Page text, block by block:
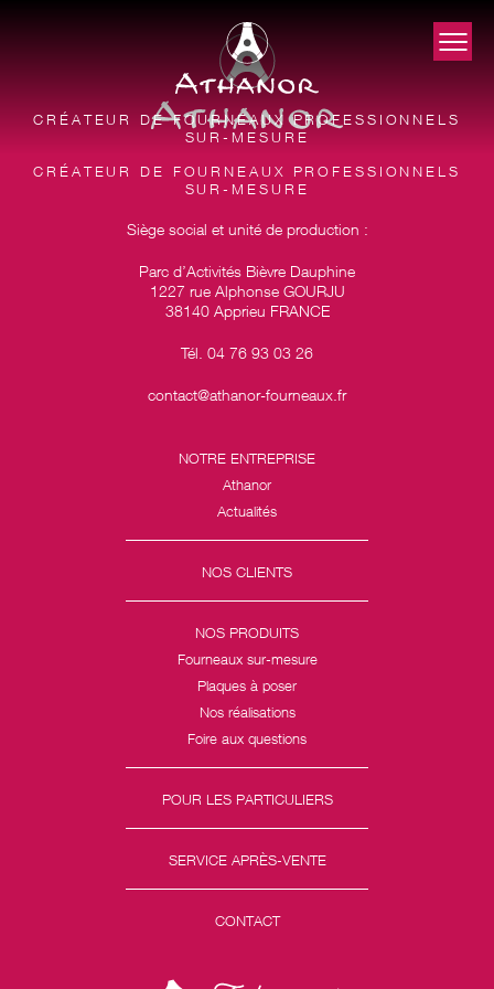
CRÉATEUR DE FOURNEAUX PROFESSIONNELS
SUR-MESURE
CRÉATEUR DE FOURNEAUX PROFESSIONNELS
SUR-MESURE
Siège social et unité de production :
Parc d’Activités Bièvre Dauphine
1227 rue Alphonse GOURJU
38140 Apprieu FRANCE
Tél. 04 76 93 03 26
contact@athanor-fourneaux.fr
NOTRE ENTREPRISE
Athanor
Actualités
NOS CLIENTS
NOS PRODUITS
Fourneaux sur-mesure
Plaques à poser
Nos réalisations
Foire aux questions
POUR LES PARTICULIERS
SERVICE APRÈS-VENTE
CONTACT